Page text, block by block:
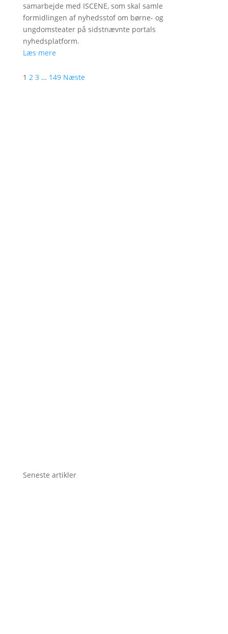
samarbejde med ISCENE, som skal samle
formidlingen af nyhedsstof om børne- og
ungdomsteater på sidstnævnte portals
nyhedsplatform.
Læs mere
1 2 3 … 149 Næste
Seneste artikler